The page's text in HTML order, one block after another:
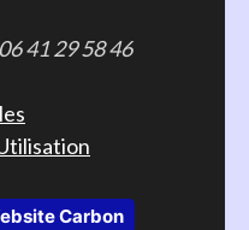
41 29 58 46
Carbon